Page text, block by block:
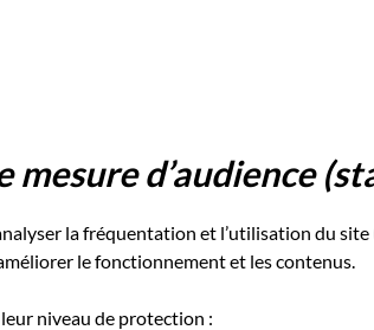
mesure d’audience
la fréquentation et l’utilisation du
le fonctionnement et les contenus.
niveau de protection :